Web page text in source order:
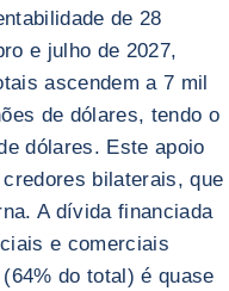
de 28
e julho de 2027,
ascendem a 7 mil
de dólares, tendo o
dólares. Este apoio
bilaterais, que
A dívida financiada
e comerciais
do total) é quase